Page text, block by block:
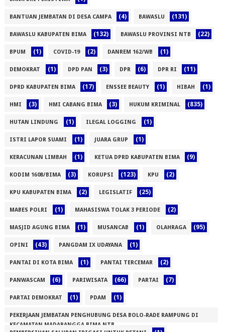
BANTUAN JEMBATAN DI DESA CAMPA (4) BAWASLU (131)
BAWASLU KABUPATEN BIMA (132) BAWASLU PROVINSI NTB (22)
BPUM (1) COVID-19 (2) DANREM 162/WB (1)
DEMOKRAT (1) DPD PAN (3) DPR (6) DPR RI (11)
DPRD KABUPATEN BIMA (17) ENSSEE BEAUTY (1) HIBAH (1)
HMI (3) HMI CABANG BIMA (3) HUKUM KRIMINAL (835)
HUTAN LINDUNG (1) ILEGAL LOGGING (1)
ISTRI LAPOR SUAMI (1) JUARA GRUP (1)
KERACUNAN LIMBAH (1) KETUA DPRD KABUPATEN BIMA (9)
KODIM 1608/BIMA (3) KORUPSI (123) KPU (2)
KPU KABUPATEN BIMA (2) LEGISLATIF (25)
MABES POLRI (1) MAHASISWA TOLAK 3 PERIODE (2)
MASJID AGUNG BIMA (1) MUSANCAB (1) OLAHRAGA (95)
OPINI (43) PANGDAM IX UDAYANA (1)
PANTAI DI KOTA BIMA (1) PANTAI TERCEMAR (2)
PANWASCAM (6) PARIWISATA (66) PARTAI (7)
PARTAI DEMOKRAT (1) PDAM (1)
PEKERJAAN JEMBATAN PENGHUBUNG DESA BOLO-RADE RAMPUNG DI
KECAMATAN MADAPANGGA BIMA NTB